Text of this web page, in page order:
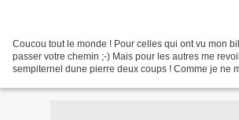
Coucou tout le monde ! Pour celles qui ont vu mon
passer votre chemin ;-) Mais pour les autres me
sempiternel dune pierre deux coups ! Comme je ne